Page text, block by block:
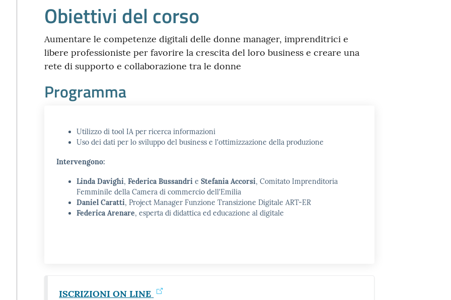
Obiettivi del corso
Aumentare le competenze digitali delle donne manager, imprenditrici e
libere professioniste per favorire la crescita del loro business e creare una
rete di supporto e collaborazione tra le donne
Programma
Utilizzo di tool IA per ricerca informazioni
Uso dei dati per lo sviluppo del business e l'ottimizzazione della produzione
Intervengono:
Linda Davighi, Federica Bussandri e Stefania Accorsi, Comitato Imprenditoria
Femminile della Camera di commercio dell'Emilia
Daniel Caratti, Project Manager Funzione Transizione Digitale ART-ER
Federica Arenare, esperta di didattica ed educazione al digitale
ISCRIZIONI ON LINE